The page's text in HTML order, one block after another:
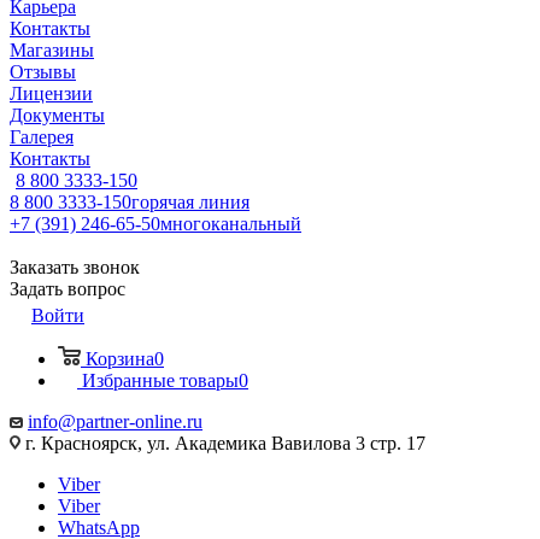
Карьера
Контакты
Магазины
Отзывы
Лицензии
Документы
Галерея
Контакты
8 800 3333-150
8 800 3333-150горячая линия
+7 (391) 246-65-50многоканальный
Заказать звонок
Задать вопрос
Войти
Корзина0
Избранные товары0
info@partner-online.ru
г. Красноярск, ул. Академика Вавилова 3 стр. 17
Viber
Viber
WhatsApp